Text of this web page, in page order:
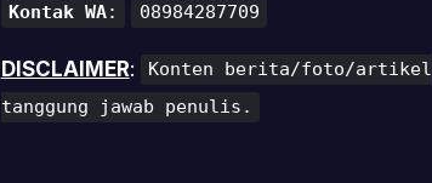
Kontak WA: 08984287709
DISCLAIMER:
Konten berita/foto/artikel
tanggung jawab penulis.